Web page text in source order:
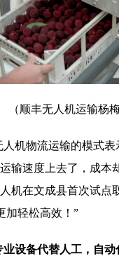
（顺丰无人机运输杨梅
机物流运输的模式
输速度上去了，成本
机在文成县首次试点
加轻松高效！”
业设备代替人工，自动